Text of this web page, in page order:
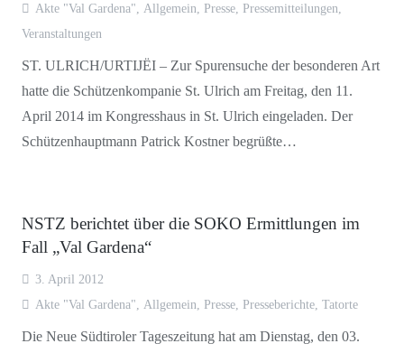
Akte "Val Gardena"
Allgemein Presse, Pressemitteilungen
Veranstaltungen
ST. ULRICH/URTIJËI – Zur Spurensuche der besonderen Art
hatte die Schützenkompanie St. Ulrich am Freitag, den 11.
April 2014 im Kongresshaus in St. Ulrich eingeladen. Der
Schützenhauptmann Patrick Kostner begrüßte…
NSTZ berichtet über die SOKO Ermittlungen im
Fall „Val Gardena“
3. April 2012
Akte "Val Gardena"
Allgemein Presse, Presseberichte, Tatorte
Die Neue Südtiroler Tageszeitung hat am Dienstag, den 03.